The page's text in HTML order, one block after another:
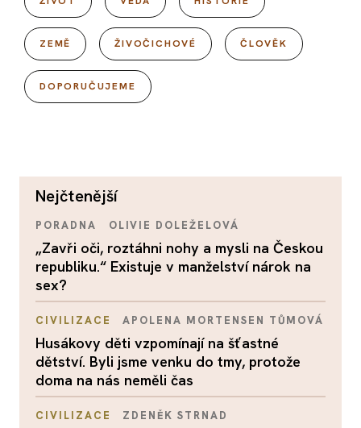
ZEMĚ ŽIVOČICHOVÉ ČLOVĚK
DOPORUČUJEME
nejčtenější
PORADNA OLIVIE DOLEŽELOVÁ
„Zavři oči, roztáhni nohy a mysli na Českou
republiku.“ Existuje v manželství nárok na
sex?
CIVILIZACE APOLENA MORTENSEN TŮMOVÁ
Husákovy děti vzpomínají na šťastné
dětství. Byli jsme venku do tmy, protože
doma na nás neměli čas
CIVILIZACE ZDENĚK STRNAD